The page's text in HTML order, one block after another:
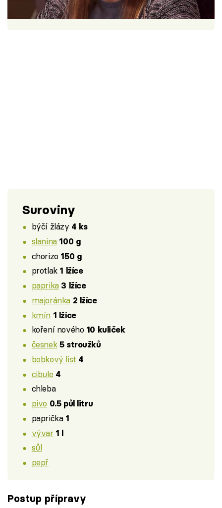
Škola vaření1 porce 90 minut
Suroviny
býčí žlázy 4 ks
slanina 100 g
chorizo 150 g
protlak 1 lžíce
paprika 3 lžíce
majoránka 2 lžíce
kmín 1 lžíce
koření nového 10 kuliček
česnek 5 stroužků
bobkový list 4
cibule 4
chleba
pivo 0.5 půl litru
paprička 1
vývar 1 l
sůl
pepř
Postup přípravy